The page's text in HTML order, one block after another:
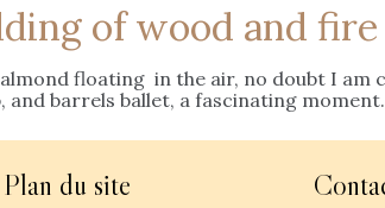
of wood and fire
floating in the air, no doubt I am
barrels ballet, a fascinating
Plan du site